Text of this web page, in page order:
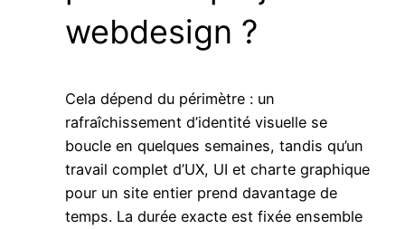
webdesign ?
Cela dépend du périmètre : un
rafraîchissement d’identité visuelle se
boucle en quelques semaines, tandis qu’un
travail complet d’UX, UI et charte graphique
pour un site entier prend davantage de
temps. La durée exacte est fixée ensemble